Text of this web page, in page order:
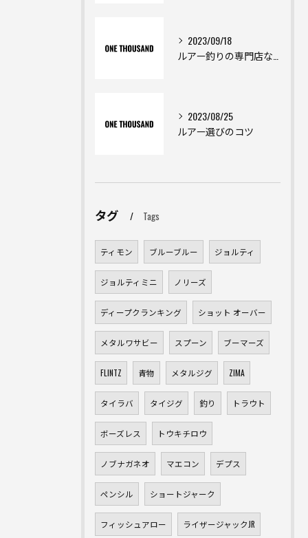
2023/09/18
2023/08/25
ルアー選びのコツ
タグ Tags
ティモン ブルーブルー ジョルティ
ジョルティミニ ノリーズ
ディープクランキング ショット オーバー
メタルワサビー スプーン ブーマーズ
FLINTZ 青物 メタルジグ ZIMA
タイラバ タイジグ 釣り トラウト
ボーズレス トウキチロウ
ノブナガネオ マエコン デプス
ペンシル ショートジャーク
フィッシュアロー ライザージャックJR